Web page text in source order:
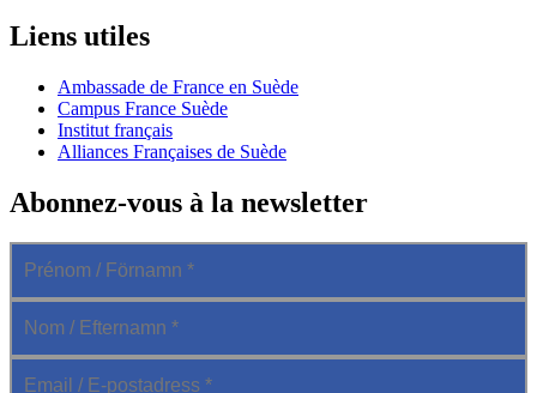
Liens utiles
Ambassade de France en Suède
Campus France Suède
Institut français
Alliances Françaises de Suède
Abonnez-vous à la newsletter